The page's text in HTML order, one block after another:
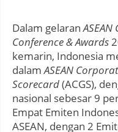
Dalam gelaran
Conference & Awards
kemarin, Indonesia
dalamASEAN
Scorecard(ACGS),
nasional sebesar 9
Empat Emiten
ASEAN, dengan 2